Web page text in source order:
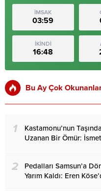
İMSAK
03:59
İKİNDİ
16:48
Bu Ay Çok
1
Kastamonu’nun
Uzanan Bir Ömür:
2
Pedalları Samsun’a
Yarım Kaldı: Eren